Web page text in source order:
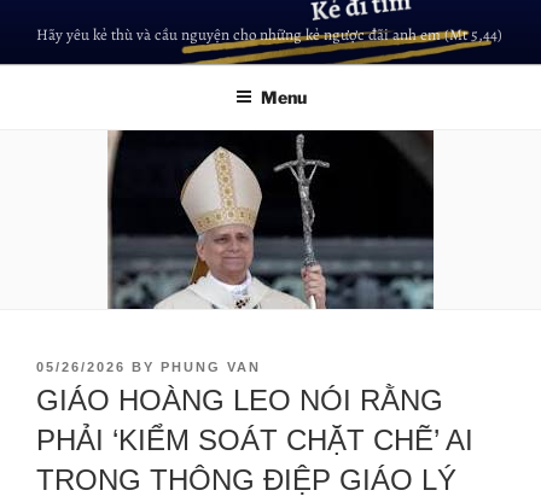
Hãy yêu kẻ thù và cầu nguyện cho những kẻ ngược đãi anh em (Mt 5,44)
Menu
05/26/2026 BY PHUNG VAN
GIÁO HOÀNG LEO NÓI RẰNG
PHẢI ‘KIỂM SOÁT CHẶT CHẼ’ AI
TRONG THÔNG ĐIỆP GIÁO LÝ